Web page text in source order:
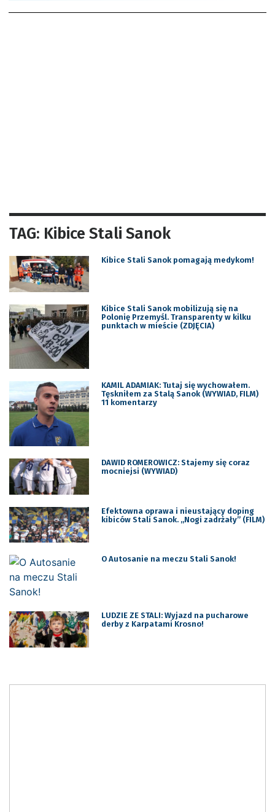
TAG: Kibice Stali Sanok
Kibice Stali Sanok pomagają medykom!
Kibice Stali Sanok mobilizują się na
Polonię Przemyśl. Transparenty w kilku
punktach w mieście (ZDJĘCIA)
KAMIL ADAMIAK: Tutaj się wychowałem.
Tęskniłem za Stalą Sanok (WYWIAD, FILM)
11 komentarzy
DAWID ROMEROWICZ: Stajemy się coraz
mocniejsi (WYWIAD)
Efektowna oprawa i nieustający doping
kibiców Stali Sanok. „Nogi zadrżały” (FILM)
O Autosanie na meczu Stali Sanok!
LUDZIE ZE STALI: Wyjazd na pucharowe
derby z Karpatami Krosno!